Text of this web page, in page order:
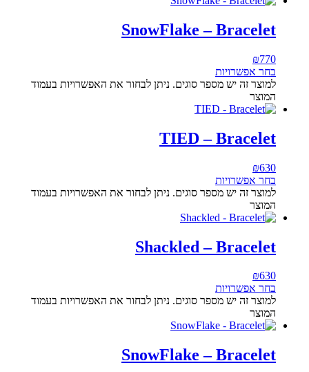
SnowFlake – Bracelet
₪770
בחר אפשרויות
למוצר זה יש מספר סוגים. ניתן לבחור את האפשרויות בעמוד
המוצר
TIED – Bracelet
₪630
בחר אפשרויות
למוצר זה יש מספר סוגים. ניתן לבחור את האפשרויות בעמוד
המוצר
Shackled – Bracelet
₪630
בחר אפשרויות
למוצר זה יש מספר סוגים. ניתן לבחור את האפשרויות בעמוד
המוצר
SnowFlake – Bracelet